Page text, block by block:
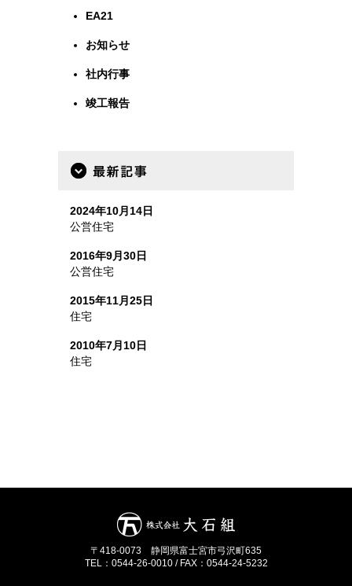
EA21
お知らせ
社内行事
竣工報告
公営住宅
2024年10月14日
公営住宅
2016年9月30日
住宅
2015年11月25日
住宅
2010年7月10日
〒418-0073 静岡県富士宮市弓沢町635
TEL：0544-26-0010 / FAX：0544-24-5232